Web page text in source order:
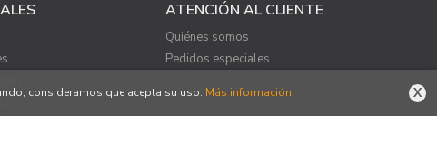
ATENCIÓN AL CLIENTE
Quiénes somos
Pedidos especiales
X
consideramos que acepta su uso. Más información